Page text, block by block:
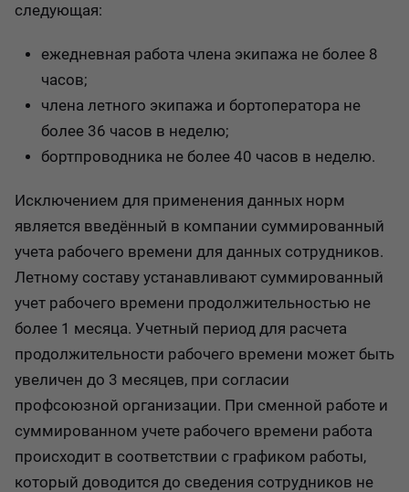
следующая:
ежедневная работа члена экипажа не более 8
часов;
члена летного экипажа и бортоператора не
более 36 часов в неделю;
бортпроводника не более 40 часов в неделю.
Исключением для применения данных норм
является введённый в компании суммированный
учета рабочего времени для данных сотрудников.
Летному составу устанавливают суммированный
учет рабочего времени продолжительностью не
более 1 месяца. Учетный период для расчета
продолжительности рабочего времени может быть
увеличен до 3 месяцев, при согласии
профсоюзной организации. При сменной работе и
суммированном учете рабочего времени работа
происходит в соответствии с графиком работы,
который доводится до сведения сотрудников не